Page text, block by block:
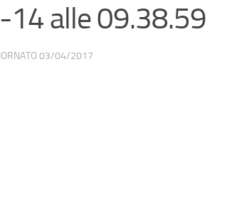
alle 09.38.59
03/04/2017